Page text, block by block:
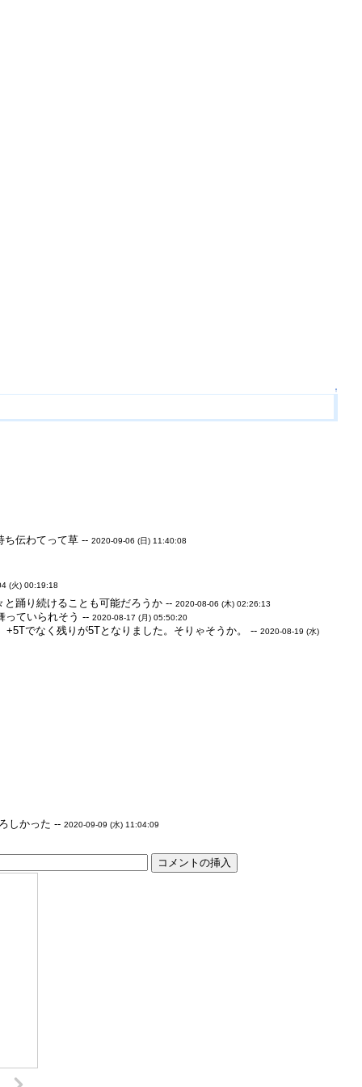
↑
ち伝わてって草 --2020-09-06 (日) 11:40:08
(火) 00:19:18
と踊り続けることも可能だろうか --2020-08-06 (木) 02:26:13
っていられそう --2020-08-17 (月) 05:50:20
+5Tでなく残りが5Tとなりました。そりゃそうか。 --2020-08-19 (水)
しかった --2020-09-09 (水) 11:04:09